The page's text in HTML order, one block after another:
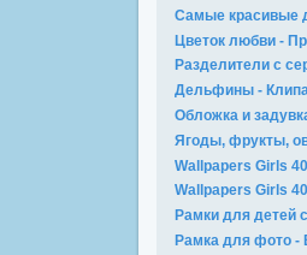
Самые красивые
Цветок любви -
Разделители с
Дельфины -
Обложка и
Ягоды, фрукты,
Wallpapers Girls
Wallpapers Girls
Рамки для детей
Рамка для фото -